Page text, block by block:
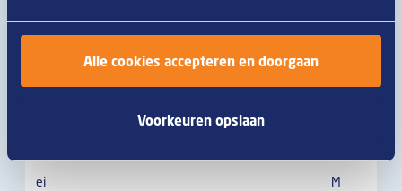
Alle cookies accepteren en doorgaan
Voorkeuren opslaan
haver Z
ei M